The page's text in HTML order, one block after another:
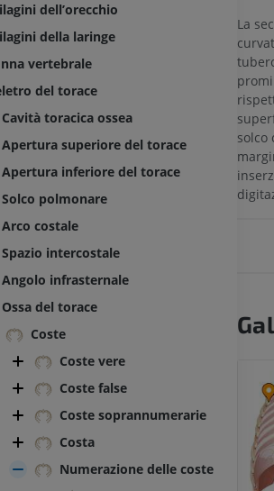
dell’orecchio
della laringe
vertebrale
del torace
Cavità toracica ossea
Apertura superiore del torace
Apertura inferiore del torace
Solco polmonare
Arco costale
Spazio intercostale
Angolo infrasternale
Ossa del torace
Coste
Coste vere
Coste false
Coste soprannumerarie
Costa
Numerazione delle coste
La
solco
ARTO